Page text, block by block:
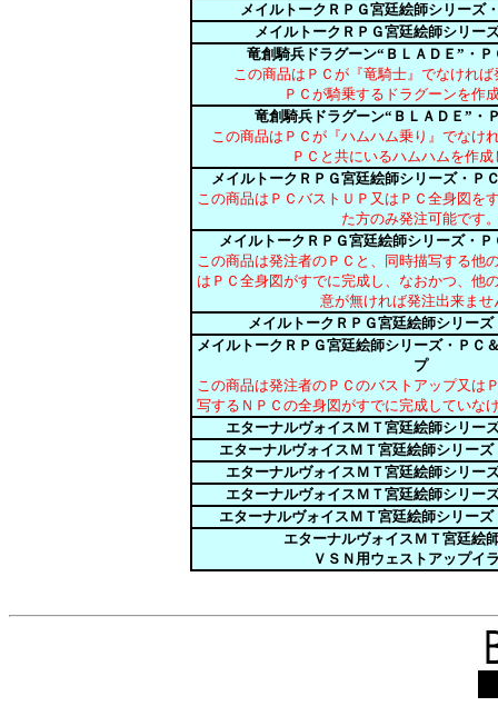
メイルトークＲＰＧ宮廷絵師シリーズ
メイルトークＲＰＧ宮廷絵師シリー
竜創騎兵ドラグーン“ＢＬＡＤＥ”・
この商品はＰＣが『竜騎士』でなけれ
ＰＣが騎乗するドラグーンを作
竜創騎兵ドラグーン“ＢＬＡＤＥ”・
この商品はＰＣが『ハムハム乗り』でなけ
ＰＣと共にいるハムハムを作成
メイルトークＲＰＧ宮廷絵師シリーズ・Ｐ
この商品はＰＣバストＵＰ又はＰＣ全身図を
た方のみ発注可能です
メイルトークＲＰＧ宮廷絵師シリーズ・
この商品は発注者のＰＣと、同時描写する他
はＰＣ全身図がすでに完成し、なおかつ、他
意が無ければ発注出来ませ
メイルトークＲＰＧ宮廷絵師シリー
メイルトークＲＰＧ宮廷絵師シリーズ・ＰＣ
プ
この商品は発注者のＰＣのバストアップ又は
写するＮＰＣの全身図がすでに完成していな
エターナルヴォイスＭＴ宮廷絵師シリー
エターナルヴォイスＭＴ宮廷絵師シリー
エターナルヴォイスＭＴ宮廷絵師シリー
エターナルヴォイスＭＴ宮廷絵師シリー
エターナルヴォイスＭＴ宮廷絵師シリー
エターナルヴォイスＭＴ宮廷絵
ＶＳＮ用ウェストアップイ